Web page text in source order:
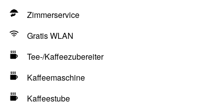
Zimmerservice
Gratis WLAN
Tee-/Kaffeezubereiter
Kaffeemaschine
Kaffeestube